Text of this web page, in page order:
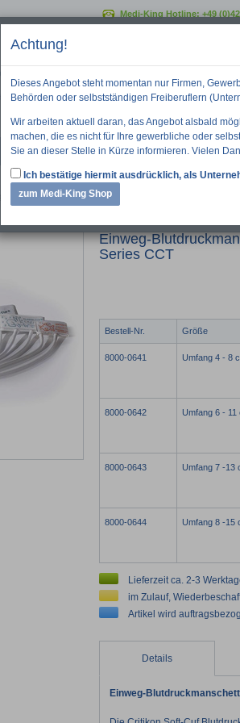
Medi-King Hotline: +49
Aktuelle Informationen Downloads
Einweg-Blutdruckmanschette Neonatal für Zoll
Einweg-
Series CCT
Bestell-Nr. Größe
8000-0641 Umfang 4 - 8
8000-0642 Umfang 6 - 11
8000-0643 Umfang 7 -13
8000-0644 Umfang 8 -15
Lieferzeit ca. 2-3
im Zulauf,
Artikel wird
Details
Einweg-
Achtung!
Dieses Angebot steht momentan nur Firmen,
Behörden oder selbstständigen Freiberuflern
Wir arbeiten aktuell daran, das Angebot alsbald
machen, die es nicht für Ihre gewerbliche oder
Sie an dieser Stelle in Kürze informieren. Vielen
Ich bestätige hiermit ausdrücklich, als
zum Medi-King Shop